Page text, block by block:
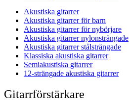
Akustiska gitarrer
Akustiska gitarrer för barn
Akustiska gitarrer för nybörjare
Akustiska gitarrer nylonsträngade
Akustiska gitarrer stålsträngade
Klassiska akustiska gitarrer
Semiakustiska gitarrer
12-strängade akustiska gitarrer
Gitarrförstärkare